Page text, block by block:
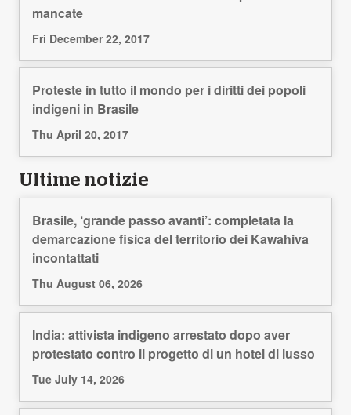
mancate
Fri December 22, 2017
Proteste in tutto il mondo per i diritti dei popoli
indigeni in Brasile
Thu April 20, 2017
Ultime notizie
Brasile, ‘grande passo avanti’: completata la
demarcazione fisica del territorio dei Kawahiva
incontattati
Thu August 06, 2026
India: attivista indigeno arrestato dopo aver
protestato contro il progetto di un hotel di lusso
Tue July 14, 2026